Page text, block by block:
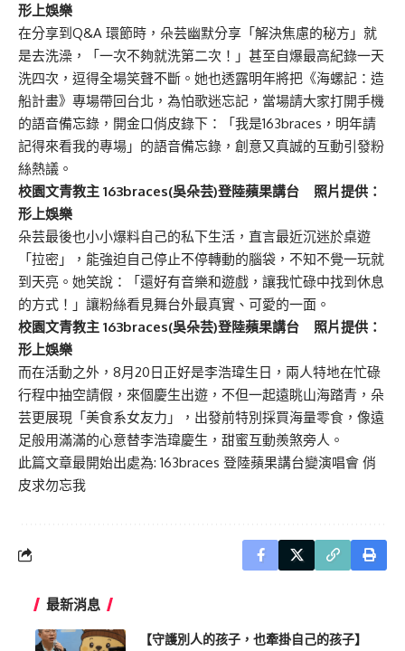
形上娛樂
在分享到Q&A 環節時，朵芸幽默分享「解決焦慮的秘方」就
是去洗澡，「一次不夠就洗第二次！」甚至自爆最高紀錄一天
洗四次，逗得全場笑聲不斷。她也透露明年將把《海螺記：造
船計畫》專場帶回台北，為怕歌迷忘記，當場請大家打開手機
的語音備忘錄，開金口俏皮錄下：「我是163braces，明年請
記得來看我的專場」的語音備忘錄，創意又真誠的互動引發粉
絲熱議。
校園文青教主 163braces(吳朵芸)登陸蘋果講台 照片提供：
形上娛樂
朵芸最後也小小爆料自己的私下生活，直言最近沉迷於桌遊
「拉密」，能強迫自己停止不停轉動的腦袋，不知不覺一玩就
到天亮。她笑說：「還好有音樂和遊戲，讓我忙碌中找到休息
的方式！」讓粉絲看見舞台外最真實、可愛的一面。
校園文青教主 163braces(吳朵芸)登陸蘋果講台 照片提供：
形上娛樂
而在活動之外，8月20日正好是李浩瑋生日，兩人特地在忙碌
行程中抽空請假，來個慶生出遊，不但一起遠眺山海踏青，朵
芸更展現「美食系女友力」，出發前特別採買海量零食，像遠
足般用滿滿的心意替李浩瑋慶生，甜蜜互動羨煞旁人。
此篇文章最開始出處為: 163braces 登陸蘋果講台變演唱會 俏
皮求勿忘我
最新消息
【守護別人的孩子，也牽掛自己的孩子】